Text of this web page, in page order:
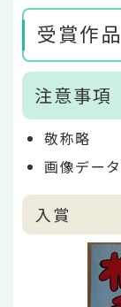
受賞作品
注意事項
敬称略
画像デー
入賞